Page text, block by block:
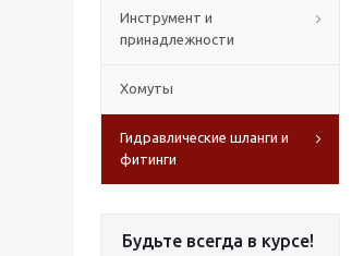
Инструмент и
принадлежности
Хомуты
Гидравлические шланги и
фитинги
Будьте всегда в курсе!